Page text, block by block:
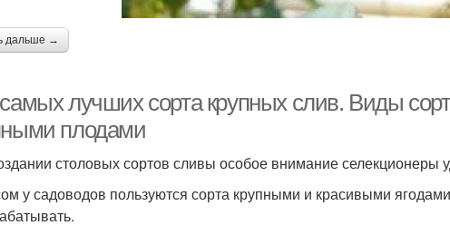
дальше →
лучших сорта крупных слив. Виды
плодами
столовых сортов сливы особое внимание селекционеры
у садоводов пользуются сорта крупными и красивыми